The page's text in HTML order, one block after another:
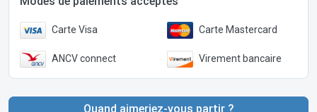
Carte Visa Carte Mastercard
ANCV connect Virement bancaire
Quand aimeriez-vous partir ?